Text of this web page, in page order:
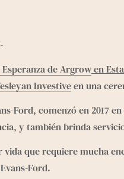
Esperanza de Argrow en
Investive en una
Ford, comenzó en
y también brinda
que requiere mucha
Ford.